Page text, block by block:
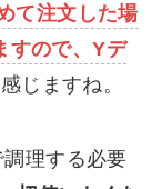
て注文した場
すので、Yデ
じますね。
理する必要